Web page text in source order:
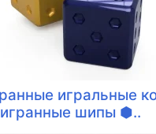
игральные
шипы ⬢..